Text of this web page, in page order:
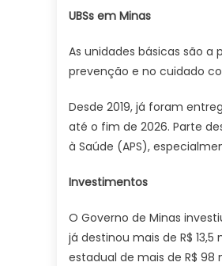
UBSs em Minas
As unidades básicas são a
prevenção e no cuidado
Desde 2019, já foram
até o fim de 2026. Parte
à Saúde (APS),
Investimentos
O Governo de Minas
já destinou mais de R$
estadual de mais de R$ 98